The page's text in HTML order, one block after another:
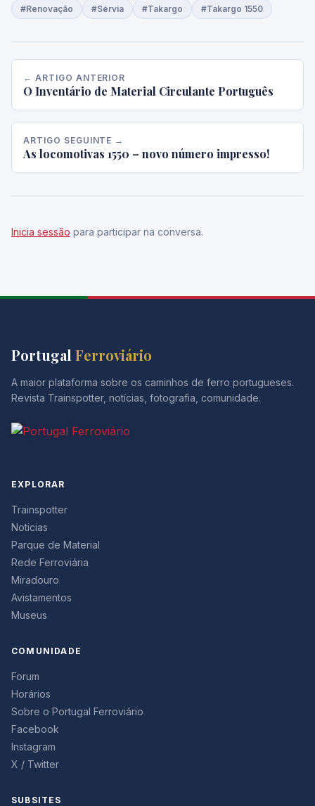
#Renovação
#Sérvia #Takargo #Takargo 1550
← ARTIGO ANTERIOR
O Inventário de Material Circulante Português
ARTIGO SEGUINTE →
As locomotivas 1550 – novo número impresso!
Inicia sessão para participar na conversa.
Portugal Ferroviário
A maior plataforma sobre os caminhos de ferro portugueses.
Revista Trainspotter, notícias, fotografia, comunidade.
EXPLORAR
Trainspotter
Noticias
Parque de Material
Rede Ferroviária
Miradouro
Avistamentos
Museus
COMUNIDADE
Forum
Horários
Sobre o Portugal Ferroviário
Facebook
Instagram
X / Twitter
SUBSITES